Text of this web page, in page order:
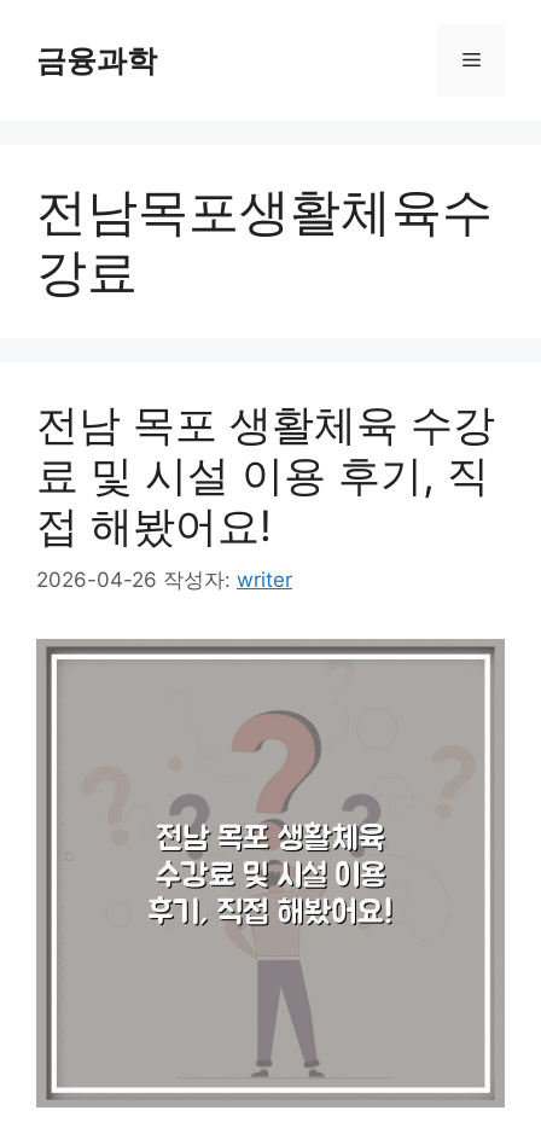
금융과학 메
전남목포생활체육수
강료
전남 목포 생활체육 수강
료 및 시설 이용 후기, 직
접 해봤어요!
2026-04-26 작성자: writer